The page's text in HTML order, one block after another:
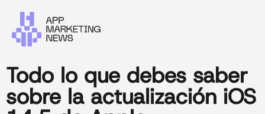
Todo lo que debes saber
sobre la actualización iOS